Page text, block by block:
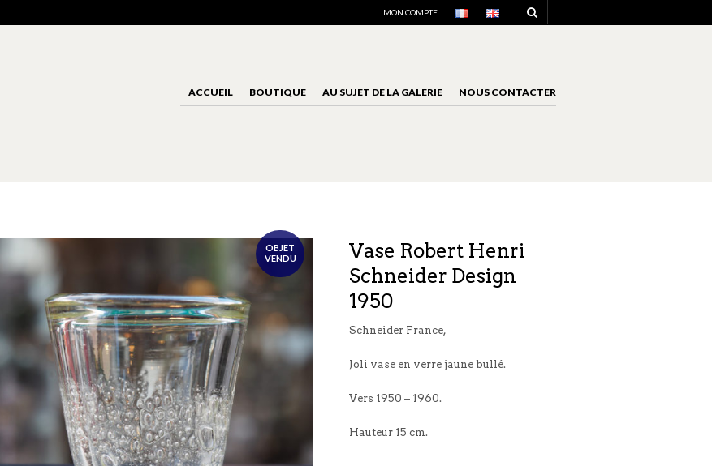
MON COMPTE
ACCUEIL BOUTIQUE AU SUJET DE LA GALERIE NOUS CONTACTER
OBJET
VENDU
Vase Robert Henri
Schneider Design
1950
Schneider France,
Joli vase en verre jaune bullé.
Vers 1950 – 1960.
Hauteur 15 cm.